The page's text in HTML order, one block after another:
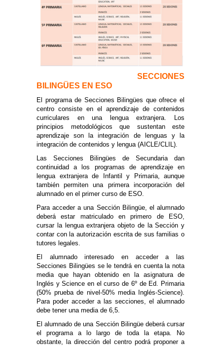
SECCIONES
BILINGÜES EN ESO
El programa de Secciones Bilingües que ofrece el
centro consiste en el aprendizaje de contenidos
curriculares en una lengua extranjera. Los
principios metodológicos que sustentan este
aprendizaje son la integración de lenguas y la
integración de contenidos y lengua (AICLE/CLIL).
Las Secciones Bilingües de Secundaria dan
continuidad a los programas de aprendizaje en
lengua extranjera de Infantil y Primaria, aunque
también permiten una primera incorporación del
alumnado en el primer curso de ESO.
Para acceder a una Sección Bilingüe, el alumnado
deberá estar matriculado en primero de ESO,
cursar la lengua extranjera objeto de la Sección y
contar con la autorización escrita de sus familias o
tutores legales.
El alumnado interesado en acceder a las
Secciones Bilingües se le tendrá en cuenta la nota
media que hayan obtenido en la asignatura de
Inglés y Science en el curso de 6º de Ed. Primaria
(50% prueba de nivel-50% media Inglés-Science).
Para poder acceder a las secciones, el alumnado
debe tener una media de 6,5.
El alumnado de una Sección Bilingüe deberá cursar
el programa a lo largo de toda la etapa. No
obstante, la dirección del centro podrá proponer a